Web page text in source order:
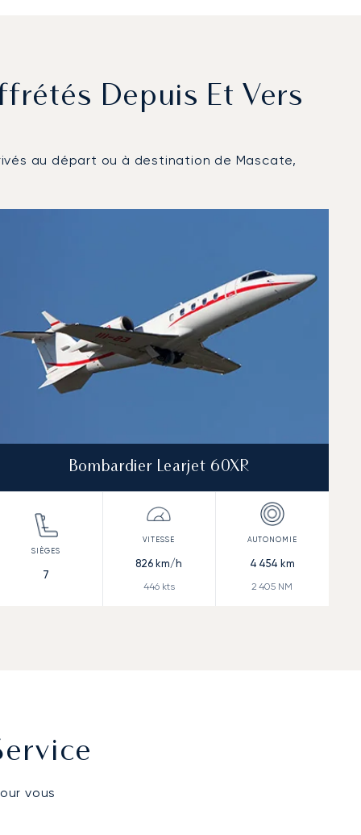
Depuis Et Vers
au départ ou à destination de Mascate,
Bombardier Learjet 60XR
7
826 km/h
446kts
4 454 km
2 405 NM
vous